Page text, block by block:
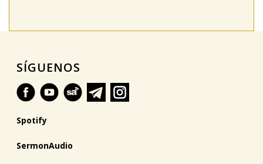
SÍGUENOS
Spotify
SermonAudio